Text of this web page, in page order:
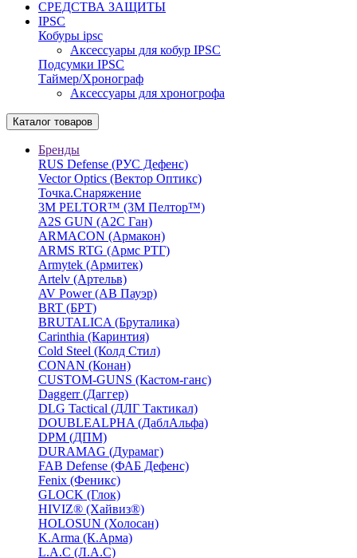
СРЕДСТВА ЗАЩИТЫ
IPSC
Кобуры ipsc
Аксессуары для кобур IPSC
Подсумки IPSC
Таймер/Хронограф
Аксессуары для хроногрофа
Каталог товаров
Бренды
RUS Defense (РУС Дефенс)
Vector Optics (Вектор Оптикc)
Точка.Снаряжение
3М PELTOR™ (3М Пелтор™)
A2S GUN (А2С Ган)
ARMACON (Армакон)
ARMS RTG (Армс РТГ)
Armytek (Армитек)
Artelv (Артельв)
AV Power (АВ Пауэр)
BRT (БРТ)
BRUTALICA (Бруталика)
Carinthia (Каринтия)
Cold Steel (Колд Стил)
CONAN (Конан)
CUSTOM-GUNS (Кастом-ганс)
Daggerr (Даггер)
DLG Tactical (ДЛГ Тактикал)
DOUBLEALPHA (ДаблАльфа)
DPM (ДПМ)
DURAMAG (Дурамаг)
FAB Defense (ФАБ Дефенс)
Fenix (Феникс)
GLOCK (Глок)
HIVIZ® (Хайвиз®)
HOLOSUN (Холосан)
K.Arma (К.Арма)
L.A.C (Л.А.С)